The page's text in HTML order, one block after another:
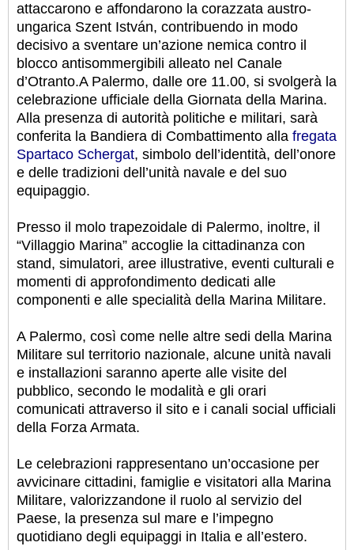
attaccarono e affondarono la corazzata austro-
ungarica Szent István, contribuendo in modo
decisivo a sventare un’azione nemica contro il
blocco antisommergibili alleato nel Canale
d’Otranto.A Palermo, dalle ore 11.00, si svolgerà la
celebrazione ufficiale della Giornata della Marina.
Alla presenza di autorità politiche e militari, sarà
conferita la Bandiera di Combattimento alla fregata
Spartaco Schergat, simbolo dell’identità, dell’onore
e delle tradizioni dell’unità navale e del suo
equipaggio.
Presso il molo trapezoidale di Palermo, inoltre, il
“Villaggio Marina” accoglie la cittadinanza con
stand, simulatori, aree illustrative, eventi culturali e
momenti di approfondimento dedicati alle
componenti e alle specialità della Marina Militare.
A Palermo, così come nelle altre sedi della Marina
Militare sul territorio nazionale, alcune unità navali
e installazioni saranno aperte alle visite del
pubblico, secondo le modalità e gli orari
comunicati attraverso il sito e i canali social ufficiali
della Forza Armata.
Le celebrazioni rappresentano un’occasione per
avvicinare cittadini, famiglie e visitatori alla Marina
Militare, valorizzandone il ruolo al servizio del
Paese, la presenza sul mare e l’impegno
quotidiano degli equipaggi in Italia e all’estero.